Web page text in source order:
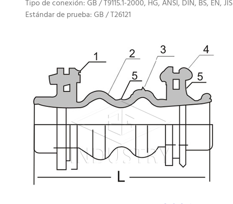
Tipo de conexión: GB / T9115.1-2000, HG, ANSI, DIN, BS, EN, JIS
Estándar de prueba: GB / T26121